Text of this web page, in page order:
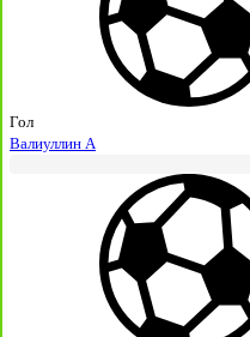
Гол
Валиуллин А